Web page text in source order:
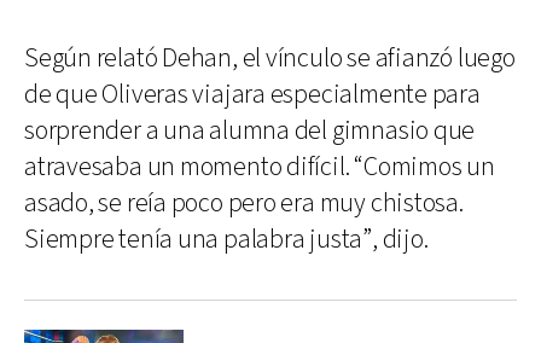
Según relató Dehan, el vínculo se afianzó luego
de que Oliveras viajara especialmente para
sorprender a una alumna del gimnasio que
atravesaba un momento difícil. “Comimos un
asado, se reía poco pero era muy chistosa.
Siempre tenía una palabra justa”, dijo.